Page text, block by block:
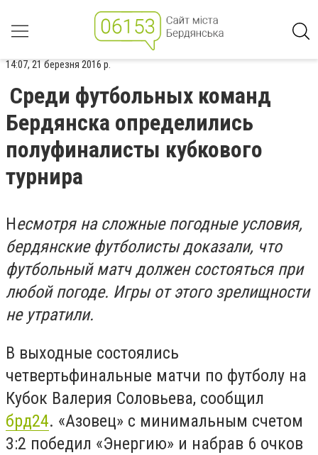
14:07, 21 березня 2016 р.
Среди футбольных команд
Бердянска определились
полуфиналисты кубкового
турнира
Несмотря на сложные погодные условия,
бердянские футболисты доказали, что
футбольный матч должен состояться при
любой погоде. Игры от этого зрелищности
не утратили.
В выходные состоялись
четвертьфинальные матчи по футболу на
Кубок Валерия Соловьева, сообщил
брд24. «Азовец» с минимальным счетом
3:2 победил «Энергию» и набрав 6 очков